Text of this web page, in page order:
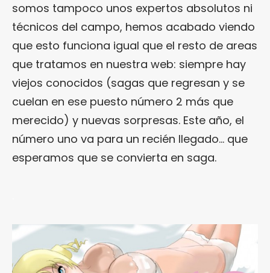
somos tampoco unos expertos absolutos ni
técnicos del campo, hemos acabado viendo
que esto funciona igual que el resto de areas
que tratamos en nuestra web: siempre hay
viejos conocidos (sagas que regresan y se
cuelan en ese puesto número 2 más que
merecido) y nuevas sorpresas. Este año, el
número uno va para un recién llegado… que
esperamos que se convierta en saga.